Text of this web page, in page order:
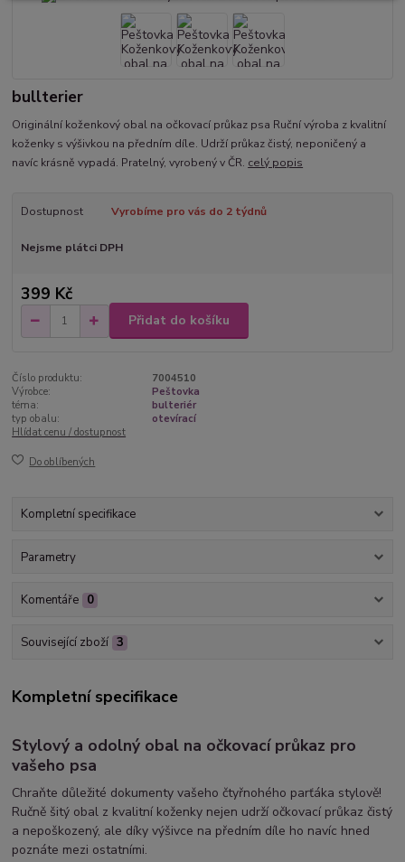
bullterier
Originální koženkový obal na očkovací průkaz psa Ruční výroba z kvalitní
koženky s výšivkou na předním díle. Udrží průkaz čistý, neponičený a
navíc krásně vypadá. Pratelný, vyrobený v ČR. celý popis
Dostupnost Vyrobíme pro vás do 2 týdnů
Nejsme plátci DPH
399 Kč
Přidat do košíku
Číslo produktu:
7004510
Výrobce:
Peštovka
téma:
bulteriér
typ obalu:
otevírací
Hlídat cenu / dostupnost
Do oblíbených
Kompletní specifikace
Parametry
Komentáře 0
Související zboží 3
Kompletní specifikace
Stylový a odolný obal na očkovací průkaz pro
vašeho psa
Chraňte důležité dokumenty vašeho čtyřnohého parťáka stylově!
Ručně šitý obal z kvalitní koženky nejen udrží očkovací průkaz čistý
a nepoškozený, ale díky výšivce na předním díle ho navíc hned
poznáte mezi ostatními.